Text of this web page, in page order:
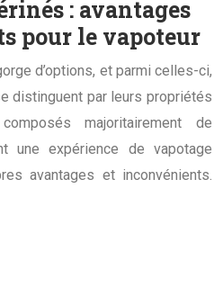
: avantages
pour le vapoteur
d’options, et parmi celles-ci,
distinguent par leurs propriétés
majoritairement de
une expérience de vapotage
avantages et inconvénients.